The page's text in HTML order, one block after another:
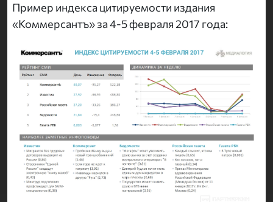
Пример индекса цитируемости издания
«Коммерсантъ» за 4-5 февраля 2017 года: